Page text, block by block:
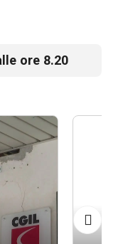
ore 8.20